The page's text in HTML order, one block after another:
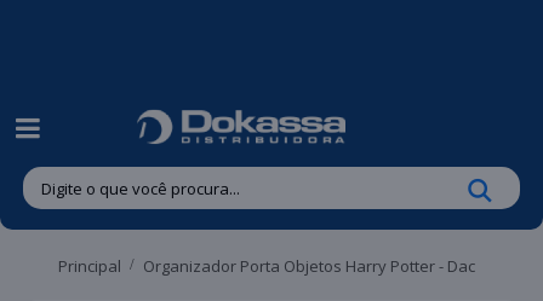
Principal Organizador Porta Objetos Harry Potter - Dac